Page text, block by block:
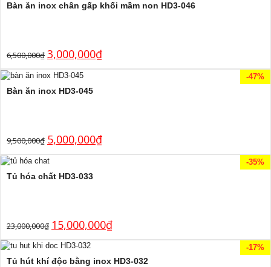
Bàn ăn inox chân gấp khối mầm non HD3-046
6,500,000₫ 3,000,000₫
-47%
Bàn ăn inox HD3-045
9,500,000₫ 5,000,000₫
-35%
Tủ hóa chất HD3-033
23,000,000₫ 15,000,000₫
-17%
Tủ hút khí độc bằng inox HD3-032